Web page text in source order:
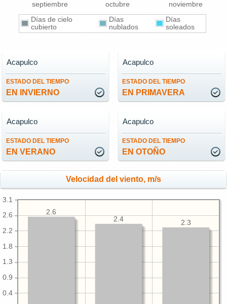
septiembre octubre noviembre
Días de cielo
cubierto
Días
nublados
Días
soleados
ESTADO DEL TIEMPO
EN INVIERNO
Acapulco
ESTADO DEL TIEMPO
EN PRIMAVERA
Acapulco
ESTADO DEL TIEMPO
EN VERANO
Acapulco
ESTADO DEL TIEMPO
EN OTOÑO
Acapulco
Velocidad del viento, m/s
0.4
0.9
1.3
1.8
2.2
2.6
3.1
2.3
2.4
2.6